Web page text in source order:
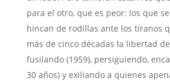
para el otro, que es peor: los que
hincan de rodillas ante los tiranos
más de cinco décadas la libertad
fusilando (1959), persiguiendo,
30 años) y exiliando a quienes